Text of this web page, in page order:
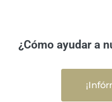
¿Cómo ayudar a